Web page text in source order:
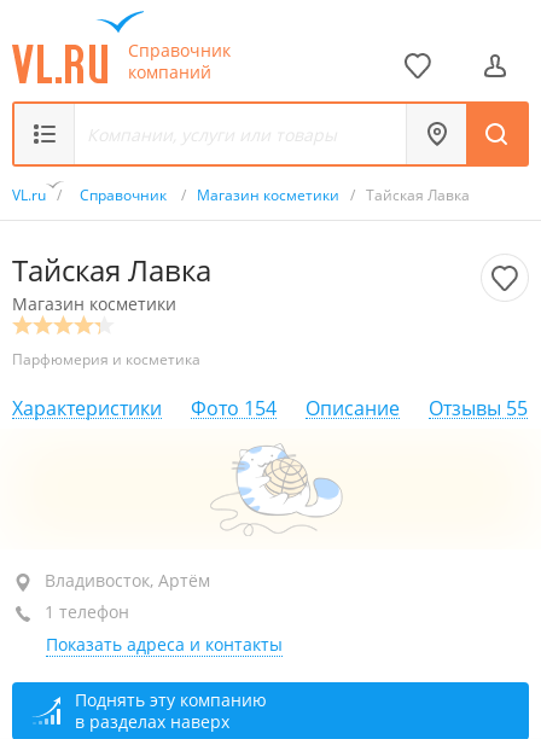
Справочник
компаний
VL.ru / Справочник / Магазин косметики / Тайская Лавка
Тайская Лавка
Магазин косметики
Парфюмерия и косметика
Характеристики Фото 154 Описание Отзывы 55
район "64, 71 микрорайоны", ул. Ладыгина, 3
ТЦ "Ладыгина", 1-й этаж
открыто: 10:00–20:00
Владивосток, Артём
1 телефон
Показать адреса и контакты
Поднять эту компанию
в разделах наверх